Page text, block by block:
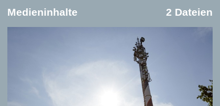
Medieninhalte 2 Dateien